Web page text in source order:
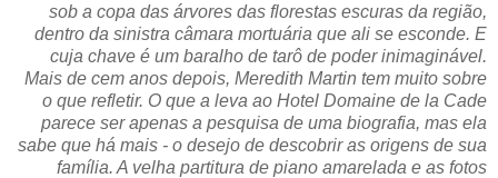
sob a copa das árvores das florestas escuras da região,
dentro da sinistra câmara mortuária que ali se esconde. E
cuja chave é um baralho de tarô de poder inimaginável.
Mais de cem anos depois, Meredith Martin tem muito sobre
o que refletir. O que a leva ao Hotel Domaine de la Cade
parece ser apenas a pesquisa de uma biografia, mas ela
sabe que há mais - o desejo de descobrir as origens de sua
família. A velha partitura de piano amarelada e as fotos